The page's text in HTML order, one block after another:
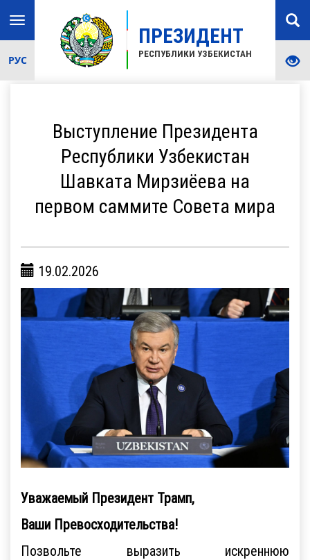
ПРЕЗИДЕНТ
РЕСПУБЛИКИ УЗБЕКИСТАН
Toggle
navigation
РУС
Выступление Президента
Республики Узбекистан
Шавката Мирзиёева на
первом саммите Совета мира
19.02.2026
Уважаемый Президент Трамп,
Ваши Превосходительства!
Позвольте выразить искреннюю